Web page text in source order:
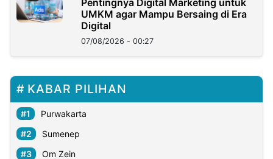
UMKM agar Mampu Bersaing di Era
Digital
07/08/2026 - 00:27
KABAR PILIHAN
Purwakarta
Sumenep
Om Zein